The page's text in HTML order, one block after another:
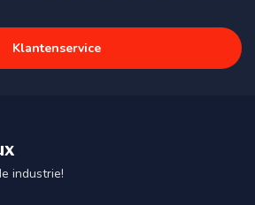
Klantenservice
industrie!